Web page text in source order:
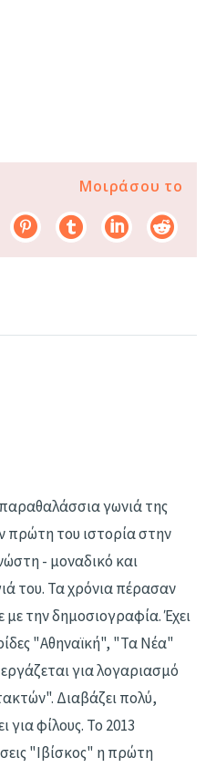
Μοιράσου το
παραθαλάσσια γωνιά της
πρώτη του ιστορία στην
- μοναδικό και
του. Τα χρόνια πέρασαν
την δημοσιογραφία. Έχει
"Αθηναϊκή", "Τα Νέα"
για λογαριασμό
Διαβάζει πολύ,
για φίλους. Το 2013
"Ιβίσκος" η πρώτη